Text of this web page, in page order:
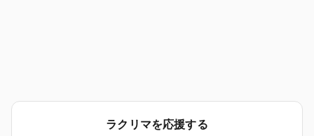
ラクリマを応援する